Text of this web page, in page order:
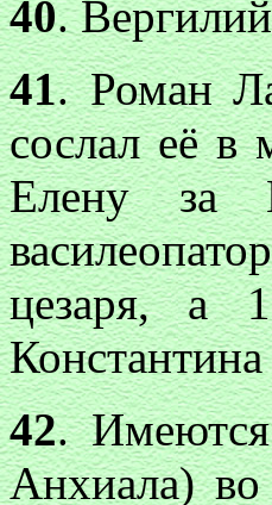
40.
41. Роман
сослал её в
Елену за
цезаря, а
42.
Анхиала)